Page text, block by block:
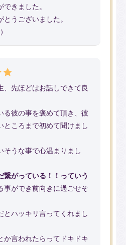
きました。
うございました。
先ほどはお話しできて良
る彼の事を褒めて頂き、彼
ところまで初めて聞けまし
そうな事で心温まりまし
繋がっている！！っていう
事ができ前向きに過ごせそ
とハッキリ言ってくれまし
か言われたらってドキドキ